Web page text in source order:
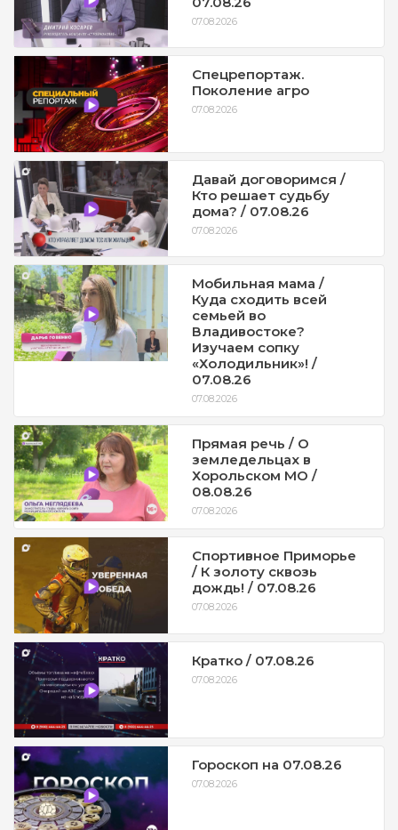
07.08.2026
Спецрепортаж.
Поколение агро
07.08.2026
Давай договоримся /
Кто решает судьбу
дома? / 07.08.26
07.08.2026
Мобильная мама /
Куда сходить всей
семьей во
Владивостоке?
Изучаем сопку
«Холодильник»! /
07.08.26
07.08.2026
Прямая речь / О
земледельцах в
Хорольском МО /
08.08.26
07.08.2026
Спортивное Приморье
/ К золоту сквозь
дождь! / 07.08.26
07.08.2026
Кратко / 07.08.26
07.08.2026
Гороскоп на 07.08.26
07.08.2026